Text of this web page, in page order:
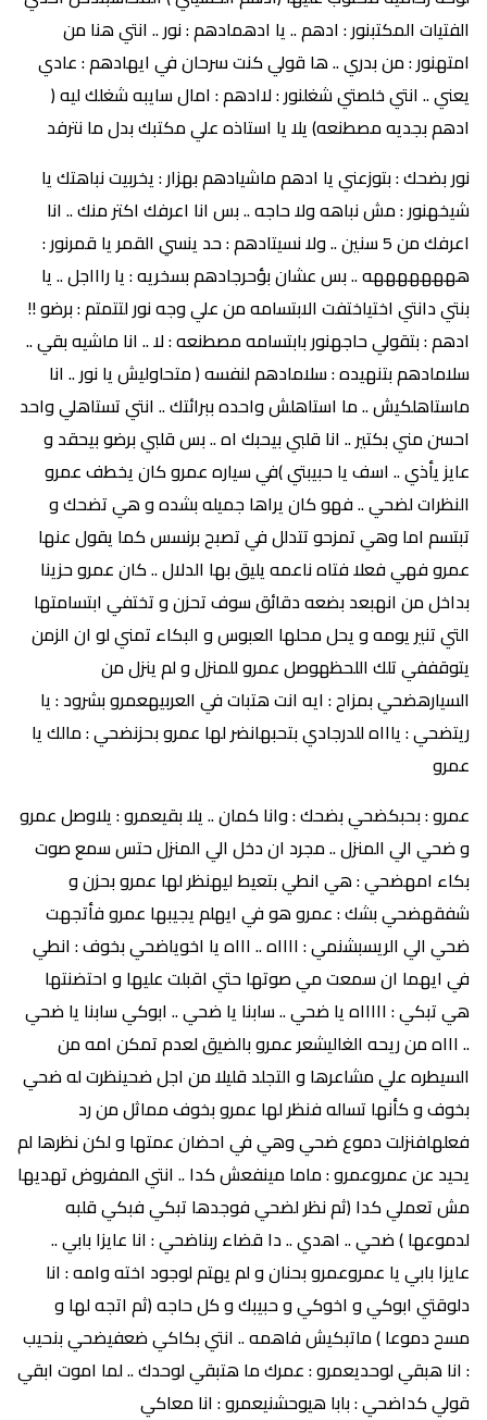
الفتيات المكتبنور : ادهم .. يا ادهمادهم : نور .. انتي هنا من
امتهنور : من بدري .. ها قولي كنت سرحان في ايهادهم : عادي
يعني .. انتي خلصتي شغلنور : لاادهم : امال سايبه شغلك ليه (
ادهم بجديه مصطنعه) يلا يا استاذه علي مكتبك بدل ما نترفد
نور بضحك : بتوزعني يا ادهم ماشيادهم بهزار : يخربيت نباهتك يا
شيخهنور : مش نباهه ولا حاجه .. بس انا اعرفك اكتر منك .. انا
اعرفك من 5 سنين .. ولا نسيتادهم : حد ينسي القمر يا قمرنور :
ههههههههه .. بس عشان بؤحرجادهم بسخريه : يا راااجل .. يا
بنتي دانتي اختياختفت الابتسامه من علي وجه نور لتتمتم : برضو !!
ادهم : بتقولي حاجهنور بابتسامه مصطنعه : لا .. انا ماشيه بقي ..
سلامادهم بتنهيده : سلامادهم لنفسه ( متحاوليش يا نور .. انا
ماستاهلكيش .. ما استاهلش واحده ببرائتك .. انتي تستاهلي واحد
احسن مني بكتير .. انا قلبي بيحبك اه .. بس قلبي برضو بيحقد و
عايز يأذي .. اسف يا حبيبتي )في سياره عمرو كان يخطف عمرو
النظرات لضحي .. فهو كان يراها جميله بشده و هي تضحك و
تبتسم اما وهي تمزحو تتدلل في تصبح برنسس كما يقول عنها
عمرو فهي فعلا فتاه ناعمه يليق بها الدلال .. كان عمرو حزينا
بداخل من انهبعد بضعه دقائق سوف تحزن و تختفي ابتسامتها
التي تنير يومه و يحل محلها العبوس و البكاء تمني لو ان الزمن
يتوقففي تلك اللحظهوصل عمرو للمنزل و لم ينزل من
السيارهضحي بمزاح : ايه انت هتبات في العربيهعمرو بشرود : يا
ريتضحي : ياااه للدرجادي بتحبهانضر لها عمرو بحزنضحي : مالك يا
عمرو
عمرو : بحبكضحي بضحك : وانا كمان .. يلا بقيعمرو : يلاوصل عمرو
و ضحي الي المنزل .. مجرد ان دخل الي المنزل حتس سمع صوت
بكاء امهضحي : هي انطي بتعيط ليهنظر لها عمرو بحزن و
شفقهضحي بشك : عمرو هو في ايهلم يجيبها عمرو فأتجهت
ضحي الي الريسبشنمي : ااااه .. اااه يا اخوياضحي بخوف : انطي
في ايهما ان سمعت مي صوتها حتي اقبلت عليها و احتضنتها
هي تبكي : اااااه يا ضحي .. سابنا يا ضحي .. ابوكي سابنا يا ضحي
.. اااه من ريحه الغاليشعر عمرو بالضيق لعدم تمكن امه من
السيطره علي مشاعرها و التجلد قليلا من اجل ضحينظرت له ضحي
بخوف و كأنها تساله فنظر لها عمرو بخوف مماثل من رد
فعلهافنزلت دموع ضحي وهي في احضان عمتها و لكن نظرها لم
يحيد عن عمروعمرو : ماما مينفعش كدا .. انتي المفروض تهديها
مش تعملي كدا (ثم نظر لضحي فوجدها تبكي فبكي قلبه
لدموعها ) ضحي .. اهدي .. دا قضاء ربناضحي : انا عايزا بابي ..
عايزا بابي يا عمروعمرو بحنان و لم يهتم لوجود اخته وامه : انا
دلوقتي ابوكي و اخوكي و حبيبك و كل حاجه (ثم اتجه لها و
مسح دموعا ) ماتبكيش فاهمه .. انتي بكاكي ضعفيضحي بنحيب
: انا هبقي لوحديعمرو : عمرك ما هتبقي لوحدك .. لما اموت ابقي
قولي كداضحي : بابا هيوحشنيعمرو : انا معاكي